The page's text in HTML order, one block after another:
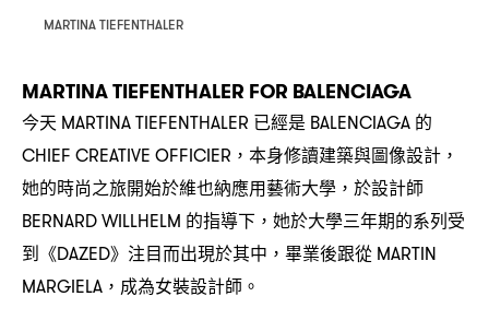
MARTINA TIEFENTHALER
MARTINA TIEFENTHALER FOR BALENCIAGA
今天 MARTINA TIEFENTHALER 已經是 BALENCIAGA 的
CHIEF CREATIVE OFFICIER， 本身修讀建築與圖像設計 ，
她的時尚之旅開始於維也納應用藝術大學 ， 於設計師
BERNARD WILLHELM 的指導下 ， 她於大學三年期的系列受
到《DAZED》注目而出現於其中 ， 畢業後跟從 MARTIN
MARGIELA， 成為女裝設計師。